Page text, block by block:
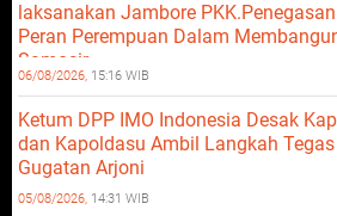
laksanakan Jambore
Peran Perempuan Dalam
Samosir.
06/08/2026, 15:16 WIB
Ketum DPP IMO Indonesia Desak
dan Kapoldasu Ambil Langkah
Gugatan Arjoni
05/08/2026, 14:31 WIB